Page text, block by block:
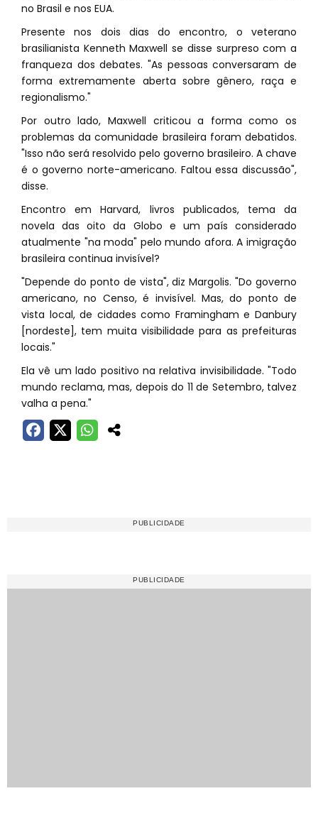
no Brasil e nos EUA.
Presente nos dois dias do encontro, o veterano
brasilianista Kenneth Maxwell se disse surpreso com a
franqueza dos debates. "As pessoas conversaram de
forma extremamente aberta sobre gênero, raça e
regionalismo."
Por outro lado, Maxwell criticou a forma como os
problemas da comunidade brasileira foram debatidos.
"Isso não será resolvido pelo governo brasileiro. A chave
é o governo norte-americano. Faltou essa discussão",
disse.
Encontro em Harvard, livros publicados, tema da
novela das oito da Globo e um país considerado
atualmente "na moda" pelo mundo afora. A imigração
brasileira continua invisível?
"Depende do ponto de vista", diz Margolis. "Do governo
americano, no Censo, é invisível. Mas, do ponto de
vista local, de cidades como Framingham e Danbury
[nordeste], tem muita visibilidade para as prefeituras
locais."
Ela vê um lado positivo na relativa invisibilidade. "Todo
mundo reclama, mas, depois do 11 de Setembro, talvez
valha a pena."